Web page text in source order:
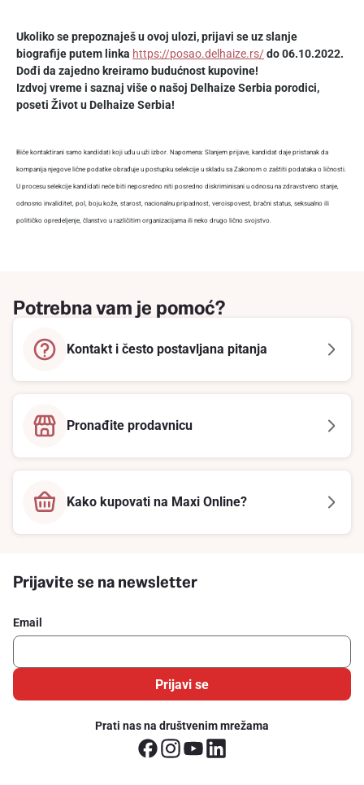
Ukoliko se prepoznaješ u ovoj ulozi, prijavi se uz slanje
biografije putem linka https://posao.delhaize.rs/do 06.10.2022.
Dođi da zajedno kreiramo budućnost kupovine!
Izdvoj vreme i saznaj više o našoj Delhaize Serbia porodici,
poseti Život u Delhaize Serbia!
Biće kontaktirani samo kandidati koji uđu u uži izbor. Napomena: Slanjem prijave, kandidat daje pristanak da
kompanija njegove lične podatke obrađuje u postupku selekcije u skladu sa Zakonom o zaštiti podataka o ličnosti.
U procesu selekcije kandidati neće biti neposredno niti posredno diskriminisani u odnosu na zdravstveno stanje,
odnosno invaliditet, pol, boju kože, starost, nacionalnu pripadnost, veroispovest, bračni status, seksualno ili
političko opredeljenje, članstvo u različitim organizacijama ili neko drugo lično svojstvo.
Potrebna vam je pomoć?
Kontakt i često postavljana pitanja
Pronađite prodavnicu
Kako kupovati na Maxi Online?
Prijavite se na newsletter
Email
Prijavi se
Prati nas na društvenim mrežama